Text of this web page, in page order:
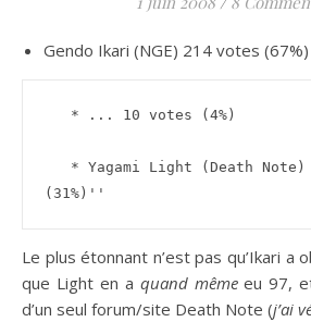
Gendo Ikari (NGE) 214 votes (67%)
   * ... 10 votes (4%)
(31%)''
Le plus étonnant n’est pas qu’Ikari a obtenu 214 voix. Mais
que Light en a quand mêmeeu 97,
d’un seul forum/site Death Note (j’ai